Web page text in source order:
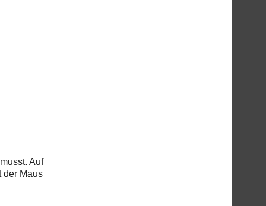
Auf
der Maus